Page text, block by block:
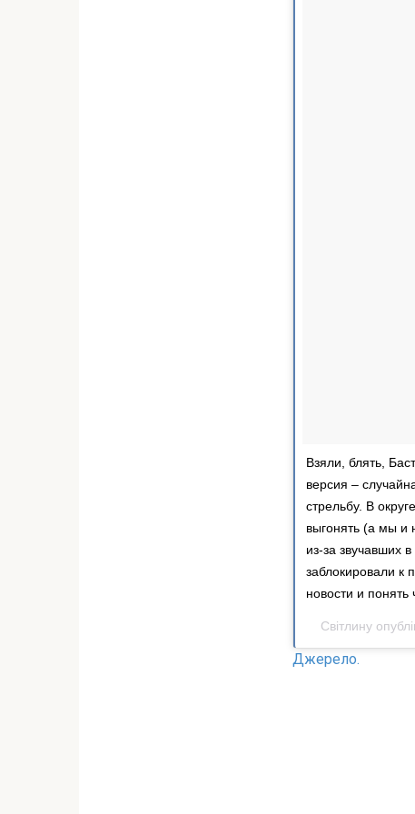
Взяли, блять,
версия –
стрельбу. В
выгонять (а мы и
из-за звучавших
заблокировали к
новости и понять
Світлину
Джерело.